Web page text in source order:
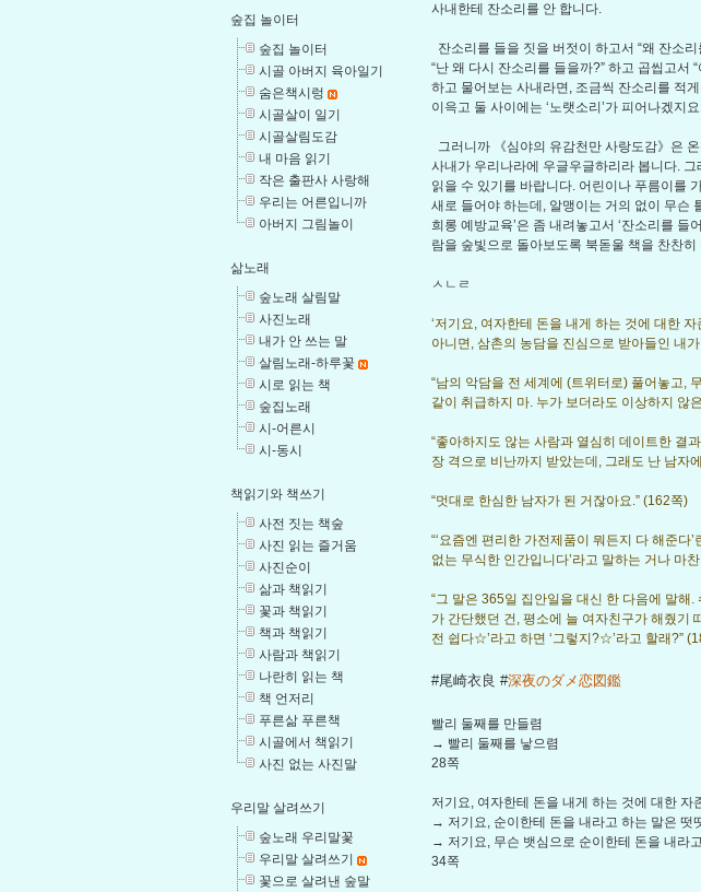
숲집 놀이터
숲집 놀이터
시골 아버지 육아일기
숨은책시렁
시골살이 일기
시골살림도감
내 마음 읽기
작은 출판사 사랑해
우리는 어른입니까
아버지 그림놀이
삶노래
숲노래 살림말
사진노래
내가 안 쓰는 말
살림노래-하루꽃
시로 읽는 책
숲집노래
시-어른시
시-동시
책읽기와 책쓰기
사전 짓는 책숲
사진 읽는 즐거움
사진순이
삶과 책읽기
꽃과 책읽기
책과 책읽기
사람과 책읽기
나란히 읽는 책
책 언저리
푸른삶 푸른책
시골에서 책읽기
사진 없는 사진말
우리말 살려쓰기
숲노래 우리말꽃
우리말 살려쓰기
꽃으로 살려낸 숲말
사내한테 잔소리를 안 합니다.
잔소리를 들을 짓을 버젓이 하고서 “왜 잔소
“난 왜 다시 잔소리를 들을까?” 하고 곱씹고서
하고 물어보는 사내라면, 조금씩 잔소리를 적
이윽고 둘 사이에는 ‘노랫소리’가 피어나겠지
그러니까 《심야의 유감천만 사랑도감》은
사내가 우리나라에 우글우글하리라 봅니다.
읽을 수 있기를 바랍니다. 어린이나 푸름이를
새로 들어야 하는데, 알맹이는 거의 없이 무슨
희롱 예방교육’은 좀 내려놓고서 ‘잔소리를
람을 숲빛으로 돌아보도록 북돋울 책을 찬찬
ㅅㄴㄹ
‘저기요, 여자한테 돈을 내게 하는 것에 대한
아니면, 삼촌의 농담을 진심으로 받아들인 내
“남의 악담을 전 세계에 (트위터로) 풀어놓고,
같이 취급하지 마. 누가 보더라도 이상하지 않
“좋아하지도 않는 사람과 열심히 데이트한 결
장 격으로 비난까지 받았는데, 그래도 난 남자
“멋대로 한심한 남자가 된 거잖아요.” (162쪽)
“‘요즘엔 편리한 가전제품이 뭐든지 다 해준다
없는 무식한 인간입니다’라고 말하는 거나 마
“그 말은 365일 집안일을 대신 한 다음에 말해
가 간단했던 건, 평소에 늘 여자친구가 해줬기
전 쉽다☆’라고 하면 ‘그렇지?☆’라고 할래?”
#尾崎衣良 #深夜のダメ恋図鑑
빨리 둘째를 만들렴
→ 빨리 둘째를 낳으렴
28쪽
저기요, 여자한테 돈을 내게 하는 것에 대한 자
→ 저기요, 순이한테 돈을 내라고 하는 말은 떳
→ 저기요, 무슨 뱃심으로 순이한테 돈을 내라
34쪽